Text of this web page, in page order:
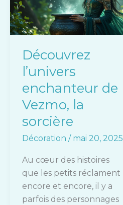
Découvrez
l’univers
enchanteur de
Vezmo, la
sorcière
Décoration / mai 20, 2025
Au cœur des histoires
que les petits réclament
encore et encore, il y a
parfois des personnages
de
Vezmo,
la